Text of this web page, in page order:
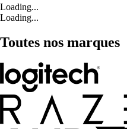
Loading...
Loading...
Toutes nos marques